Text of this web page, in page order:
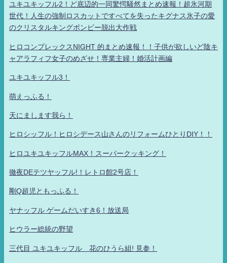
ユキユキッフル2！ど底辺的一同驚愕騒然まとめ速報！超氷河期
世代！人生の強制ロスカットですべてを失ったキグナス氷子の愛
のクリスタルキングボンビー脱出大作戦
ヒロコンプレックスNIGHT 的まとめ速報！！子供が欲しいど陰キ
ャアラフィフ女子のめざせ！専業主婦！婚活計画編
ユキユキッフル3！
萌えっふる！
天にまします我ら！
ヒロシッフル！ヒロシデース山さんのリフォームひとりDIY！！
ヒロユキユキッフルMAX！スーパークッキング！
徹夜DEテツヤッフル!！レトロ館2号店！
剛Q超児ともっふる！
ヤナッフル ゲームだいすき6！放送局
ヒウラー総統の野望
三代目 ユキユキッフル 花のひうら組! 見参！